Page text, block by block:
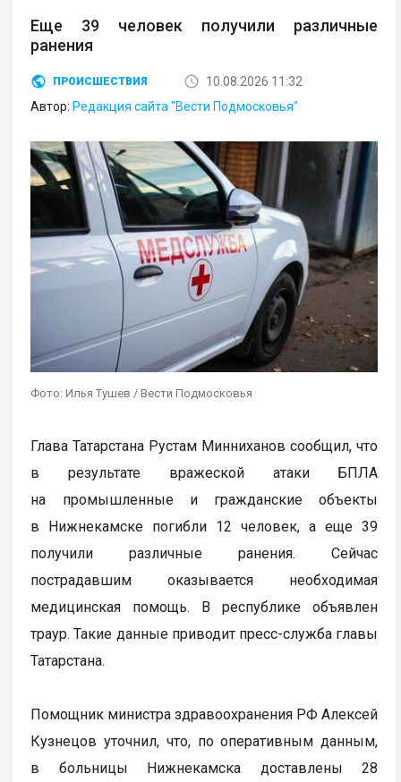
Еще 39 человек получили различные
ранения
ПРОИСШЕСТВИЯ
10.08.2026 11:32
Автор: Редакция сайта "Вести Подмосковья"
Фото: Илья Тушев / Вести Подмосковья
Глава Татарстана Рустам Минниханов сообщил, что
в результате вражеской атаки БПЛА
на промышленные и гражданские объекты
в Нижнекамске погибли 12 человек, а еще 39
получили различные ранения. Сейчас
пострадавшим оказывается необходимая
медицинская помощь. В республике объявлен
траур. Такие данные приводит пресс-служба главы
Татарстана.
Помощник министра здравоохранения РФ Алексей
Кузнецов уточнил, что, по оперативным данным,
в больницы Нижнекамска доставлены 28